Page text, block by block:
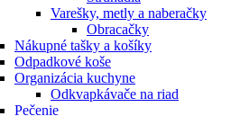
Varešky, metly a naberačky
Obracačky
Nákupné tašky a košíky
Odpadkové koše
Organizácia kuchyne
Odkvapkávače na riad
Pečenie